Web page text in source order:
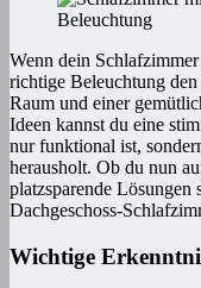
Wenn dein
richtige Beleuchtung
Raum und einer
Ideen kannst du eine
nur funktional ist,
herausholt. Ob du nun
platzsparende
Dachgeschoss-
Wichtige